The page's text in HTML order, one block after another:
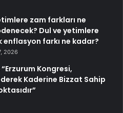
zam farkları ne
Dul ve yetimlere
enflasyon farkı ne kadar?
2026
Kongresi,
Kaderine Bizzat Sahip